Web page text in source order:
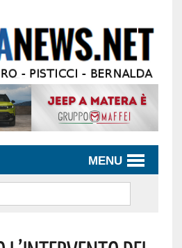
MENU